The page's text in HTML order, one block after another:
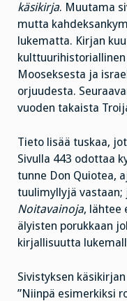
käsikirja. Muutama
mutta
lukematta. Kirjan
Mooseksesta ja
orjuudesta.
vuoden takaista
Tieto lisää tuskaa,
Sivulla 443 odottaa
tunne Don Quiotea,
tuulimyllyjä vastaan;
Noitavainoja, lähtee
älyisten porukkaan
kirjallisuutta
Sivistyksen
”Niinpä esimerkiksi